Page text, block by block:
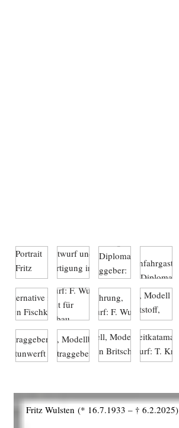
Fritz Wulsten(* 16.7.1933 – † 6.2.2025)